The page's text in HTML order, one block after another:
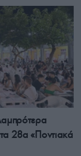
28α «Ποντιακά